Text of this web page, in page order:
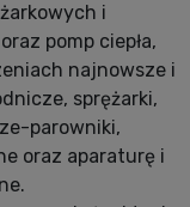
i
pomp ciepła,
najnowsze i
sprężarki,
parowniki,
oraz aparaturę i